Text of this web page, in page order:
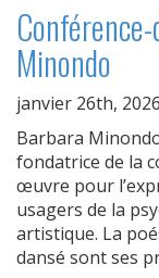
Minondo
janvier 26th, 2026
Barbara
fondatrice de la
œuvre pour
usagers de la
artistique. La
dansé sont ses